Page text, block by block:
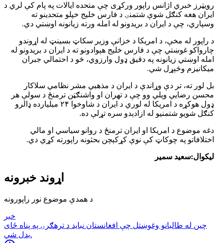
رویټرز خبري اژانس راپور ورکړی چې متحده ایالات په پام کې لري د
ایران هغه کنګل شوې شتمنۍ د فارس خلیج خپلو متحدینو ته
وسپاري، چې د ایران د بریدونو له امله ورته زیانونه اوښتي دي.
د راپور له مخې، د امریکا د خزانې وزیر سکاټ بسینټ له اړوندو
چارواکو غوښتي چې د فارس خلیج هېوادونو ته د ایران د بریدونو له
امله اوښتي زیانونه په دقیق ډول وارزوي، څو د احتمالي جبران
میکانیزم وڅېړل شي.
بل لور ته، تر دې وړاندې د ایران د مذهبي مشر نظامي سلاکار
محسن رضایي ویلي وو چې د تهران او واشنګټن ترمنځ د سولې هر
ډول هوکړه د امریکا له لوري د ایران د شاوخوا ۲۴ میلیارده ډالرو
کنګل شویو شتمنیو له ازادېدو سره تړلې ده.
دغه موضوع د امریکا او ایران ترمنځ د روانو سیاسي او مالي
اختلافاتو په چوکاټ کې نوې کړکېچن بحثونه راپورته کړي دي.
لیکوال:سعید سمیر
اړوند خبرونه
د همدې موضوع نور راپورونه
خبر
چین له طالبانو وغوښتل چې افغانستان نباید د ترهګرۍ په پناه ځای
بدل شي.